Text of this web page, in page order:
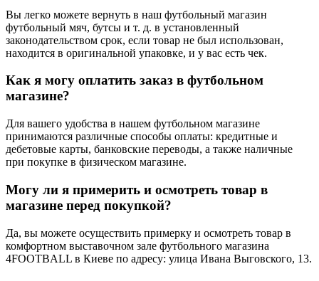
Вы легко можете вернуть в наш футбольный магазин
футбольный мяч, бутсы и т. д. в установленный
законодательством срок, если товар не был использован,
находится в оригинальной упаковке, и у вас есть чек.
Как я могу оплатить заказ в футбольном
магазине?
Для вашего удобства в нашем футбольном магазине
принимаются различные способы оплаты: кредитные и
дебетовые карты, банковские переводы, а также наличные
при покупке в физическом магазине.
Могу ли я примерить и осмотреть товар в
магазине перед покупкой?
Да, вы можете осуществить примерку и осмотреть товар в
комфортном выставочном зале футбольного магазина
4FOOTBALL в Киеве по адресу: улица Ивана Выговского, 13.